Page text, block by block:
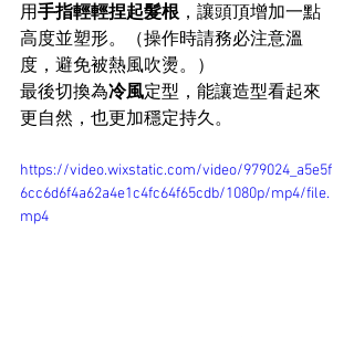
用手指輕輕捏起髮根，讓頭頂增加一點
高度並塑形。（操作時請務必注意溫
度，避免被熱風吹燙。）
最後切換為冷風定型，能讓造型看起來
更自然，也更加穩定持久。
https://video.wixstatic.com/video/979024_a5e5f
6cc6d6f4a62a4e1c4fc64f65cdb/1080p/mp4/file.
mp4